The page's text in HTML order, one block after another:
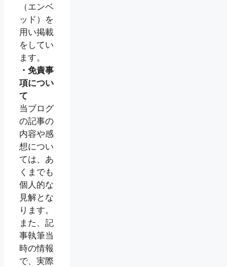
（エンベ
ッド）を
用い掲載
をしてい
ます。
・免責事
項につい
て
当ブログ
の記事の
内容や感
想につい
ては、あ
くまでも
個人的な
見解とな
ります。
また、記
事執筆当
時の情報
で、実際